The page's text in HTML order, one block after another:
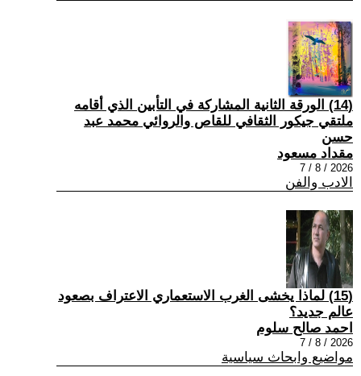
(14) الورقة الثانية المشاركة في التأبين الذي أقامه
ملتقي جيكور الثقافي للقاص والروائي محمد عبد
حسن
مقداد مسعود
2026 / 8 / 7
الادب والفن
(15) لماذا يخشى الغرب الاستعماري الاعتراف بصعود
عالم جديد؟
احمد صالح سلوم
2026 / 8 / 7
مواضيع وابحاث سياسية